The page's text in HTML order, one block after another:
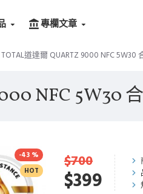
專欄文章
TOTAL道達爾 QUARTZ 9000 NFC 5W30
NFC 5W30
HOT
-43 %
$399
$700